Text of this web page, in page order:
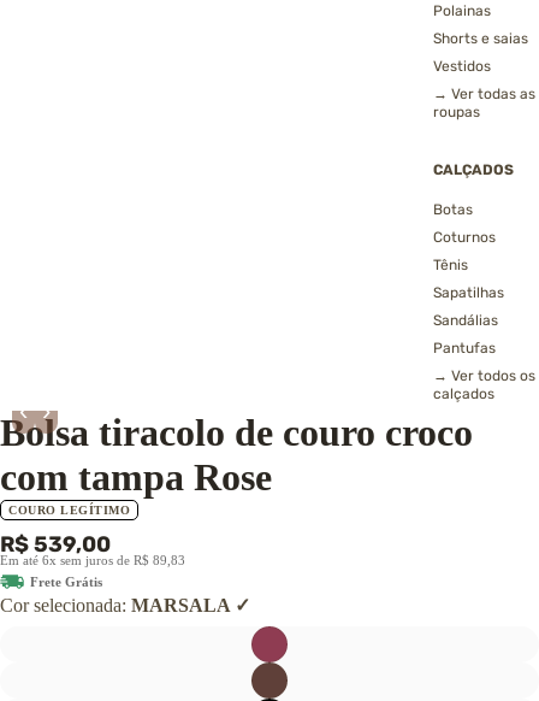
Polainas
Shorts e saias
Vestidos
→ Ver todas as
roupas
CALÇADOS
Botas
Coturnos
Tênis
Sapatilhas
Sandálias
Pantufas
→ Ver todos os
calçados
‹ ›
Bolsa tiracolo de couro croco
com tampa Rose
COURO LEGÍTIMO
R$ 539,00
Em até 6x sem juros de R$ 89,83
Frete Grátis
Cor selecionada: MARSALA